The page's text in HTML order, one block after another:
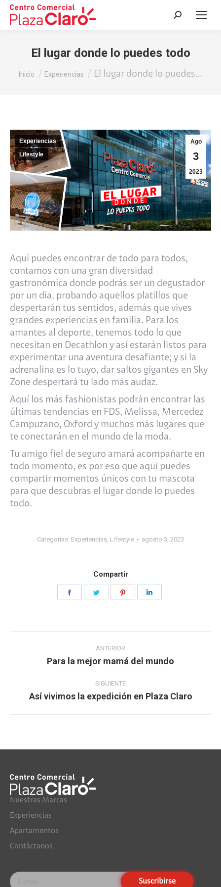
Buscar:
El lugar donde lo puedes todo​
Estás aquí:
Inicio Experiencias El lugar donde lo puedes…
Ago
3
2023
Experiencias
Lifestyle
Aquí puedes encontrar de todo para todos,
contamos con una gran diversidad
gastronómica donde podrás ser un degustador
por un día, probando aquellos platillos que
despertarán tus sentidos, además que vives
grandes experiencias en familia. Para los
amantes al deporte, tenemos todo lo que
necesitan en Decathlon y así estarán listos para
experimentar una aventura desafiante; y si la
adrenalina es lo tuyo, dar saltos gigantes en Sky
Zone despertará tu lado más audaz.​
Aquí los más fashionistas podrán encontrar las
últimas tendencias en FDS, Melissa, Mercedez
Campuzano, Oxford y muchos más lugares que
te conectarán en el mundo de la moda.​
Tu amigo fiel de seguro amará acompañarte en
todo momento, es por eso que aquí puedes
compartir momentos únicos con tu mascota
para que descubras el lugar donde lo puedes
todo.
Categorías: Experiencias Lifestyle agosto 3, 2023
Compartir
publicaciones
ANTERIOR
Publicación
Para la mejor mamá del mundo
SIGUIENTE
Publicación
Así vivimos la expedición en Plaza Claro​
Nuestras Marcas
Experiencias
Apartamentos
Contáctanos